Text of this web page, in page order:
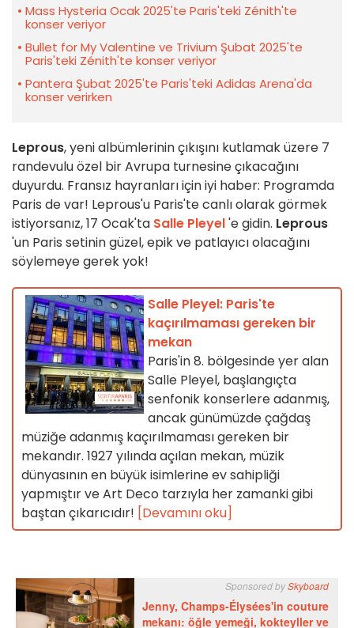
Mass Hysteria Ocak 2025'te Paris'teki Zénith'te
konser veriyor
Bullet for My Valentine ve Trivium Şubat 2025'te
Paris'teki Zénith'te konser veriyor
Pantera Şubat 2025'te Paris'teki Adidas Arena'da
konser verirken
Leprous, yeni albümlerinin çıkışını kutlamak üzere 7
randevulu özel bir Avrupa turnesine çıkacağını
duyurdu. Fransız hayranları için iyi haber: Programda
Paris de var! Leprous'u Paris'te canlı olarak görmek
istiyorsanız, 17 Ocak'ta Salle Pleyel'e gidin. Leprous
'un Paris setinin güzel, epik ve patlayıcı olacağını
söylemeye gerek yok!
Salle Pleyel: Paris'te
kaçırılmaması gereken bir
mekan
Paris'in 8. bölgesinde yer alan
Salle Pleyel, başlangıçta
senfonik konserlere adanmış,
ancak günümüzde çağdaş
müziğe adanmış kaçırılmaması gereken bir
mekandır. 1927 yılında açılan mekan, müzik
dünyasının en büyük isimlerine ev sahipliği
yapmıştır ve Art Deco tarzıyla her zamanki gibi
baştan çıkarıcıdır! [Devamını oku]